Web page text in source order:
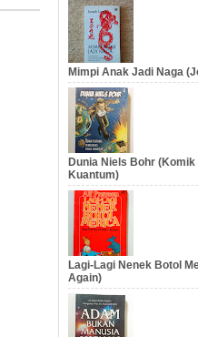
Mimpi Anak Jadi Naga
Dunia Niels Bohr (Komik
Kuantum)
Lagi-Lagi Nenek Botol
Again)